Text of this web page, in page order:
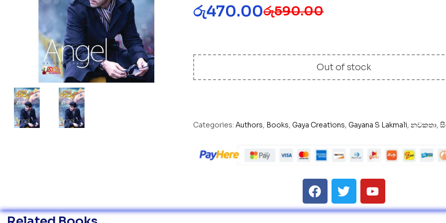
රු590.00
රු470.00
Out of stock
Categories: Authors, Books,Gaya Creations,Gayana S Lakmali,නවකතා,